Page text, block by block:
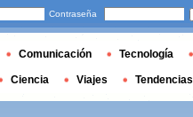
Contraseña
Comunicación Tecnología
Ciencia Viajes Tendencias